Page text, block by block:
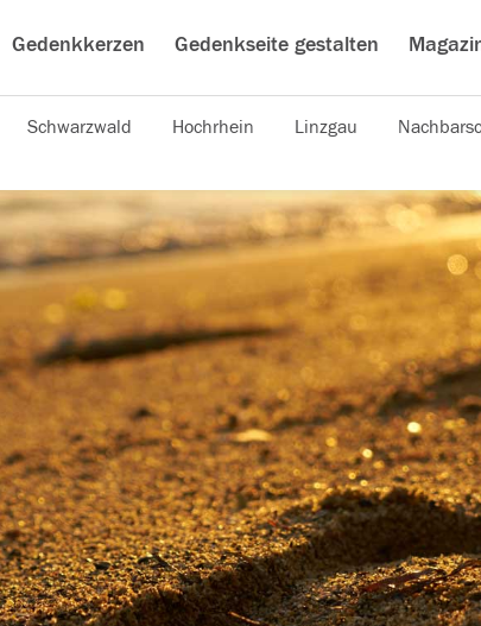
Gedenkkerzen Gedenkseite gestalten
Schwarzwald Hochrhein Linzgau